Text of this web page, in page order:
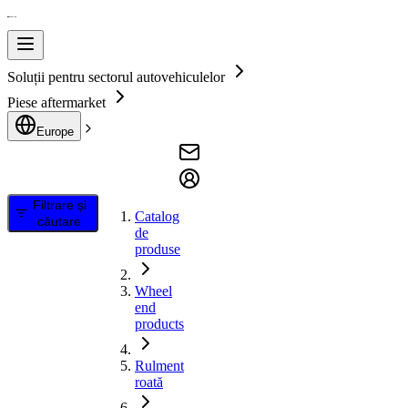
Soluții pentru sectorul autovehiculelor
Piese aftermarket
Europe
Filtrare și
căutare
Catalog
de
produse
Wheel
end
products
Rulment
roată